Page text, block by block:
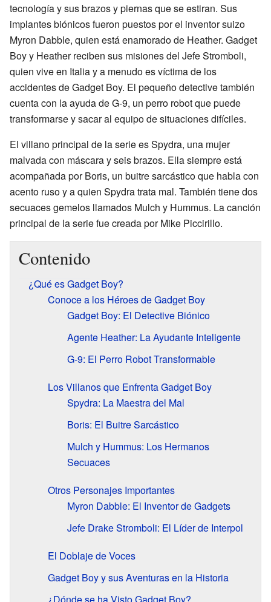
tecnología y sus brazos y piernas que se estiran. Sus
implantes biónicos fueron puestos por el inventor suizo
Myron Dabble, quien está enamorado de Heather. Gadget
Boy y Heather reciben sus misiones del Jefe Stromboli,
quien vive en Italia y a menudo es víctima de los
accidentes de Gadget Boy. El pequeño detective también
cuenta con la ayuda de G-9, un perro robot que puede
transformarse y sacar al equipo de situaciones difíciles.
El villano principal de la serie es Spydra, una mujer
malvada con máscara y seis brazos. Ella siempre está
acompañada por Boris, un buitre sarcástico que habla con
acento ruso y a quien Spydra trata mal. También tiene dos
secuaces gemelos llamados Mulch y Hummus. La canción
principal de la serie fue creada por Mike Piccirillo.
Contenido
¿Qué es Gadget Boy?
Conoce a los Héroes de Gadget Boy
Gadget Boy: El Detective Biónico
Agente Heather: La Ayudante Inteligente
G-9: El Perro Robot Transformable
Los Villanos que Enfrenta Gadget Boy
Spydra: La Maestra del Mal
Boris: El Buitre Sarcástico
Mulch y Hummus: Los Hermanos
Secuaces
Otros Personajes Importantes
Myron Dabble: El Inventor de Gadgets
Jefe Drake Stromboli: El Líder de Interpol
El Doblaje de Voces
Gadget Boy y sus Aventuras en la Historia
¿Dónde se ha Visto Gadget Boy?